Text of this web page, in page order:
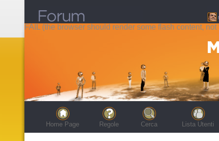
FAIL (the browser should render some flash content, not
Home Page Regole Cerca Lista Utenti